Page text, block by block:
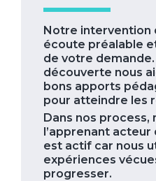
Notre intervention
écoute préalable
de votre
découverte nous
bons apports
pour atteindre les
Dans nos process,
l’apprenant
est actif car nous
expériences
progresser.